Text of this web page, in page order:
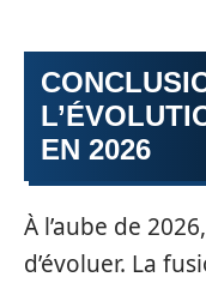
EN 2026
À l’aube de
d’évoluer. La